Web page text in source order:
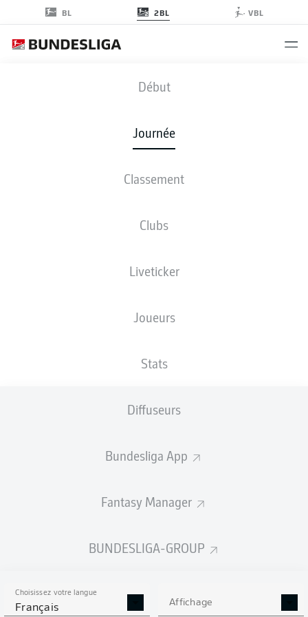
BL 2BL VBL
Début
Journée
Classement
Clubs
Liveticker
Joueurs
Stats
Diffuseurs
Bundesliga App
Fantasy Manager
BUNDESLIGA-GROUP
Choisissez votre langue
Français Affichage
FCH - STP
COMPOSITIONS STATISTIQUES
0